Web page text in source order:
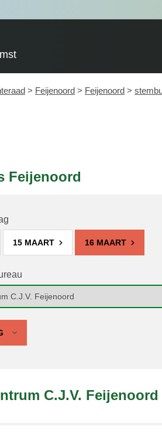
> Feijenoord > Feijenoord >
Feijenoord
15 MAART 16 MAART
C.J.V. Feijenoord